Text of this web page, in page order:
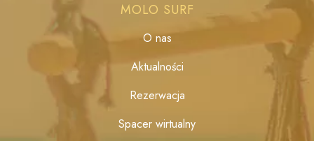
MOLO SURF
O nas
Aktualności
Rezerwacja
Spacer wirtualny